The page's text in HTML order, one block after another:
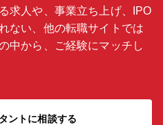
求人や、事業立ち上げ、IPO
ない、他の転職サイトでは
中から、ご経験にマッチし
ントに相談する